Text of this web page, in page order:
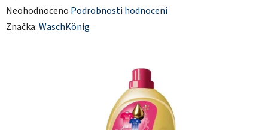
Průměrné
hodnocení
Neohodnoceno Podrobnosti hodnocení
Značka:WaschKönig